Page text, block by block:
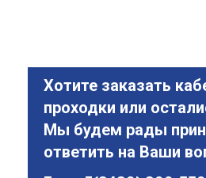
Хотите заказать
проходки или
Мы будем рады
ответить на Ваши